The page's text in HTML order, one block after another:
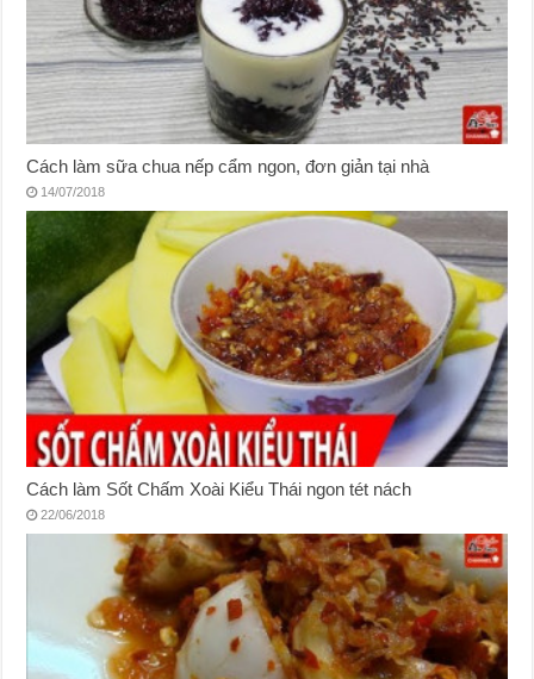
Cách làm sữa chua nếp cẩm ngon, đơn giản tại nhà
14/07/2018
Cách làm Sốt Chấm Xoài Kiểu Thái ngon tét nách
22/06/2018